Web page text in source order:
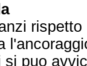
si puo